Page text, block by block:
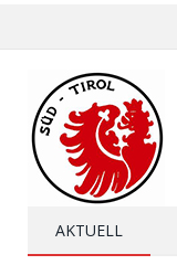
AKTUELL